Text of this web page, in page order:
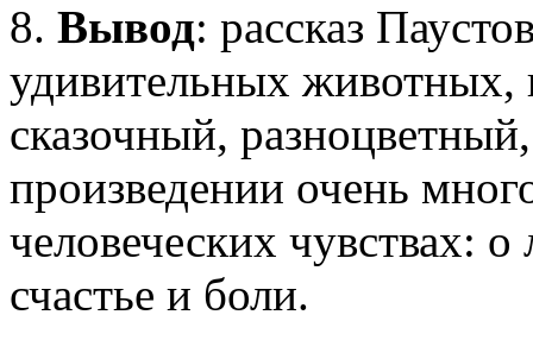
8. Вывод: рассказ
удивительных
сказочный,
произведении очень
человеческих чувствах:
счастье и боли.